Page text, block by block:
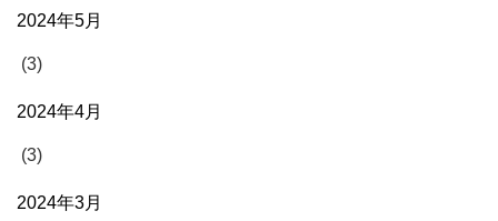
2024年5月
(3)
2024年4月
(3)
2024年3月